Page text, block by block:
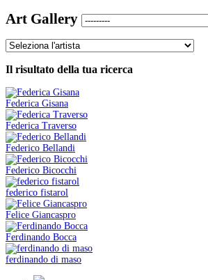
Art Gallery
Il risultato della tua ricerca
Federica Gisana
Federica Traverso
Federico Bellandi
Federico Bicocchi
federico fistarol
Felice Giancaspro
Ferdinando Bocca
ferdinando di maso